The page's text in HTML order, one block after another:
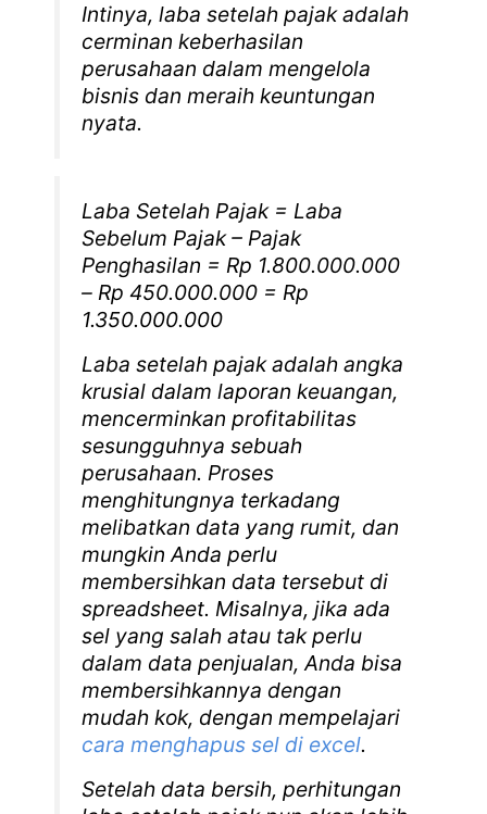
Intinya, laba setelah pajak adalah
cerminan keberhasilan
perusahaan dalam mengelola
bisnis dan meraih keuntungan
nyata.
Laba Setelah Pajak = Laba
Sebelum Pajak – Pajak
Penghasilan = Rp 1.800.000.000
– Rp 450.000.000 = Rp
1.350.000.000
Laba setelah pajak adalah angka
krusial dalam laporan keuangan,
mencerminkan profitabilitas
sesungguhnya sebuah
perusahaan. Proses
menghitungnya terkadang
melibatkan data yang rumit, dan
mungkin Anda perlu
membersihkan data tersebut di
spreadsheet. Misalnya, jika ada
sel yang salah atau tak perlu
dalam data penjualan, Anda bisa
membersihkannya dengan
mudah kok, dengan mempelajari
cara menghapus sel di excel.
Setelah data bersih, perhitungan